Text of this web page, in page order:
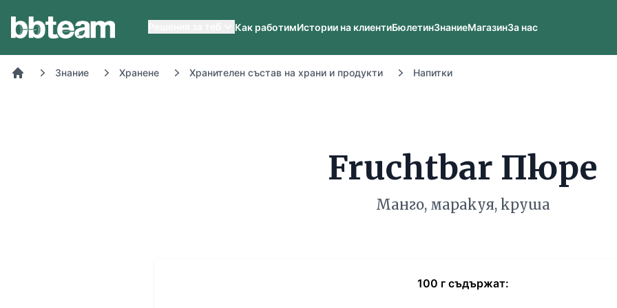
Как работимИстории на клиентиБюлетинЗнаниеМагазинЗа нас
Знание Хранене Хранителен състав на храни и продукти Напитки
Fruchtbar Пюре
Манго, маракуя, круша
100 г съдържат: